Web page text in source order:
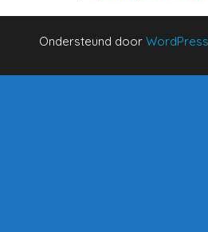
Ondersteund door WordPress